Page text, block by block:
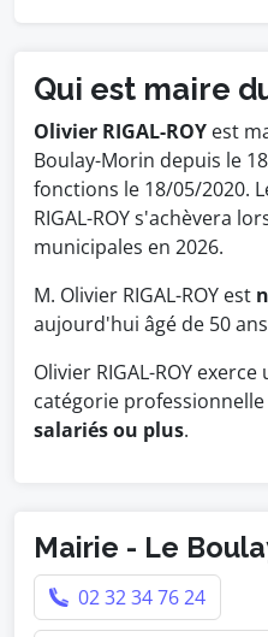
Qui est maire
Olivier RIGAL-ROY est
Boulay-Morin depuis le
fonctions le 18/05/2020.
RIGAL-ROY s'achèvera
municipales en 2026.
M. Olivier RIGAL-ROY est
aujourd'hui âgé de 50
Olivier RIGAL-ROY
catégorie professionnelle
salariés ou plus.
Mairie - Le
02 32 34 76 24